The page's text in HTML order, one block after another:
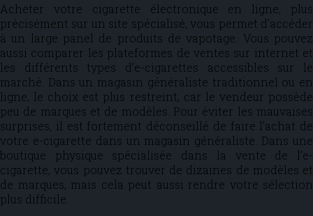
Acheter votre cigarette électronique en ligne, plus
précisément sur un site spécialisé, vous permet d’accéder
à un large panel de produits de vapotage. Vous pouvez
aussi comparer les plateformes de ventes sur internet et
les différents types d’e-cigarettes accessibles sur le
marché. Dans un magasin généraliste traditionnel ou en
ligne, le choix est plus restreint, car le vendeur possède
peu de marques et de modèles. Pour éviter les mauvaises
surprises, il est fortement déconseillé de faire l’achat de
votre e-cigarette dans un magasin généraliste. Dans une
boutique physique spécialisée dans la vente de l’e-
cigarette, vous pouvez trouver de dizaines de modèles et
de marques, mais cela peut aussi rendre votre sélection
plus difficile.